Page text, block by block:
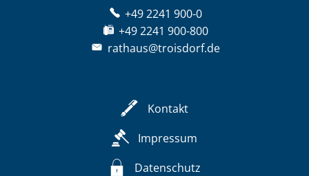
+49 2241 900-0
+49 2241 900-800
rathaus@troisdorf.de
Kontakt
Impressum
Datenschutz